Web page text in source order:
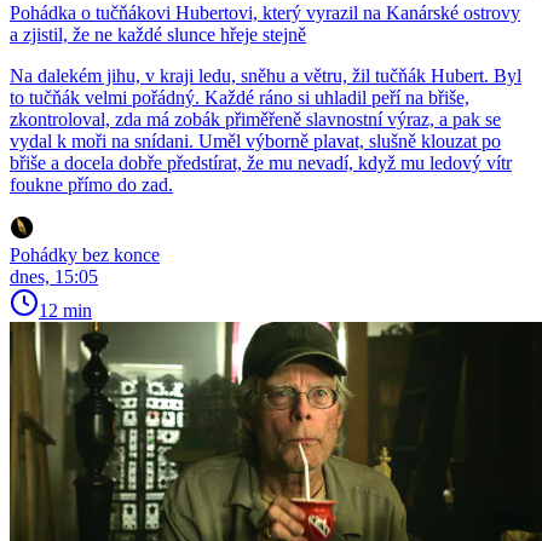
Pohádka o tučňákovi Hubertovi, který vyrazil na Kanárské ostrovy
a zjistil, že ne každé slunce hřeje stejně
Na dalekém jihu, v kraji ledu, sněhu a větru, žil tučňák Hubert. Byl
to tučňák velmi pořádný. Každé ráno si uhladil peří na břiše,
zkontroloval, zda má zobák přiměřeně slavnostní výraz, a pak se
vydal k moři na snídani. Uměl výborně plavat, slušně klouzat po
břiše a docela dobře předstírat, že mu nevadí, když mu ledový vítr
foukne přímo do zad.
Pohádky bez konce
dnes, 15:05
12 min